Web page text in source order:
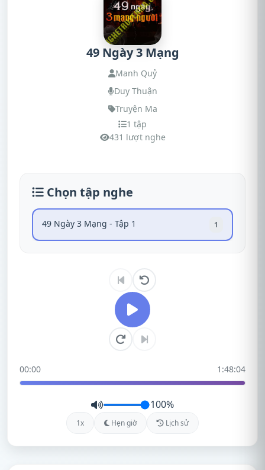
49 Ngày 3 Mạng
Manh Quỷ
Duy Thuận
Truyện Ma
1 tập
431 lượt nghe
Chọn tập nghe
49 Ngày 3 Mạng - Tập 1 1
00:00 1:48:04
100%
1x Hẹn giờ Lịch sử